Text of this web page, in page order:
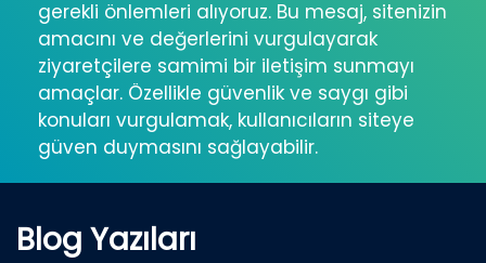
gerekli önlemleri alıyoruz. Bu mesaj, sitenizin
amacını ve değerlerini vurgulayarak
ziyaretçilere samimi bir iletişim sunmayı
amaçlar. Özellikle güvenlik ve saygı gibi
konuları vurgulamak, kullanıcıların siteye
güven duymasını sağlayabilir.
Blog Yazıları